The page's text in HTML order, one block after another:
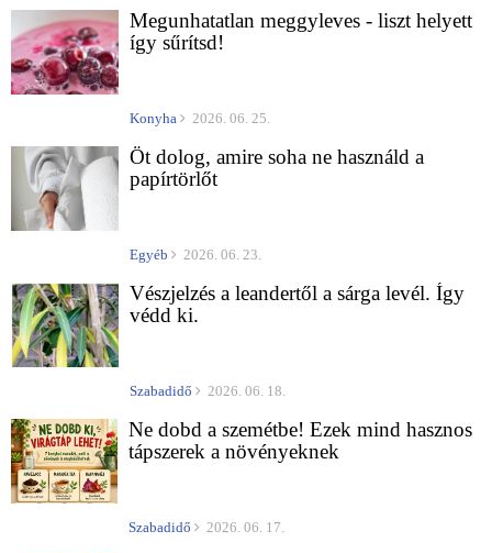
Megunhatatlan meggyleves - liszt helyett
így sűrítsd!
Konyha 2026. 06. 25.
Öt dolog, amire soha ne használd a
papírtörlőt
Egyéb 2026. 06. 23.
Vészjelzés a leandertől a sárga levél. Így
védd ki.
Szabadidő 2026. 06. 18.
Ne dobd a szemétbe! Ezek mind hasznos
tápszerek a növényeknek
Szabadidő 2026. 06. 17.